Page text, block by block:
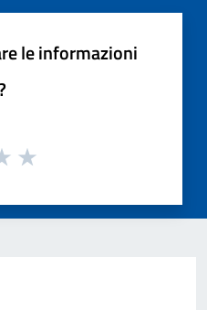
le informazioni